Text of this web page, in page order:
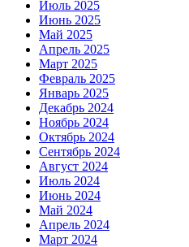
Июль 2025
Июнь 2025
Май 2025
Апрель 2025
Март 2025
Февраль 2025
Январь 2025
Декабрь 2024
Ноябрь 2024
Октябрь 2024
Сентябрь 2024
Август 2024
Июль 2024
Июнь 2024
Май 2024
Апрель 2024
Март 2024